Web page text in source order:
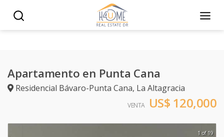
Apartamento en Punta Cana
Residencial Bávaro-Punta Cana, La Altagracia
VENTA US$ 120,000
1 of 19